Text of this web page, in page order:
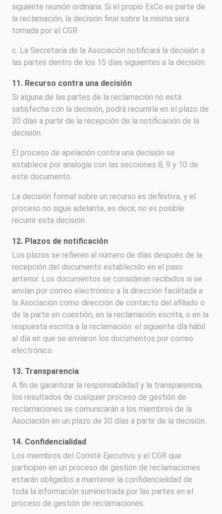
siguiente reunión ordinaria. Si el propio ExCo es parte de
la reclamación, la decisión final sobre la misma será
tomada por el CGR
c. La Secretaría de la Asociación notificará la decisión a
las partes dentro de los 15 días siguientes a la decisión.
11. Recurso contra una decisión
Si alguna de las partes de la reclamación no está
satisfecha con la decisión, podrá recurrirla en el plazo de
30 días a partir de la recepción de la notificación de la
decisión.
El proceso de apelación contra una decisión se
establece por analogía con las secciones 8, 9 y 10 de
este documento.
La decisión formal sobre un recurso es definitiva, y el
proceso no sigue adelante, es decir, no es posible
recurrir esta decisión.
12. Plazos de notificación
Los plazos se refieren al número de días después de la
recepción del documento establecido en el paso
anterior. Los documentos se consideran recibidos si se
envían por correo electrónico a la dirección facilitada a
la Asociación como dirección de contacto del afiliado o
de la parte en cuestión, en la reclamación escrita, o en la
respuesta escrita a la reclamación: el siguiente día hábil
al día en que se enviaron los documentos por correo
electrónico.
13. Transparencia
A fin de garantizar la responsabilidad y la transparencia,
los resultados de cualquier proceso de gestión de
reclamaciones se comunicarán a los miembros de la
Asociación en un plazo de 30 días a partir de la decisión.
14. Confidencialidad
Los miembros del Comité Ejecutivo y el CGR que
participen en un proceso de gestión de reclamaciones
estarán obligados a mantener la confidencialidad de
toda la información suministrada por las partes en el
proceso de gestión de reclamaciones.